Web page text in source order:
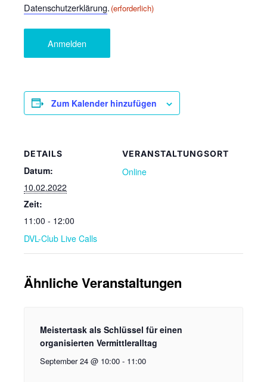
Datenschutzerklärung. (erforderlich)
Zum Kalender hinzufügen
DETAILS
Datum:
10.02.2022
Zeit:
11:00 - 12:00
DVL-Club Live Calls
VERANSTALTUNGSORT
Online
Ähnliche Veranstaltungen
Meistertask als Schlüssel für einen
organisierten Vermittleralltag
September 24 @ 10:00 - 11:00